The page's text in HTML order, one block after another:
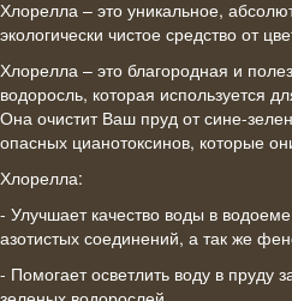
Хлорелла – это уникальное,
экологически чистое средство от
Хлорелла – это благородная и
водоросль, которая используется
Она очистит Ваш пруд от сине-
опасных цианотоксинов, которые
Хлорелла:
- Улучшает качество воды в
азотистых соединений, а так же
- Помогает осветлить воду в пруду